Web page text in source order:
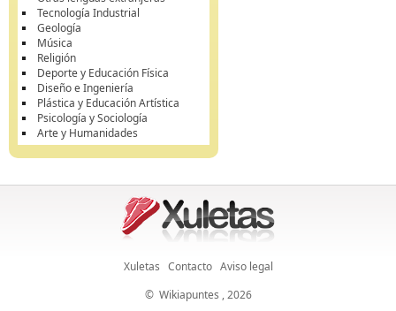
Tecnología Industrial
Geología
Música
Religión
Deporte y Educación Física
Diseño e Ingeniería
Plástica y Educación Artística
Psicología y Sociología
Arte y Humanidades
Xuletas Contacto Aviso legal
© Wikiapuntes , 2026